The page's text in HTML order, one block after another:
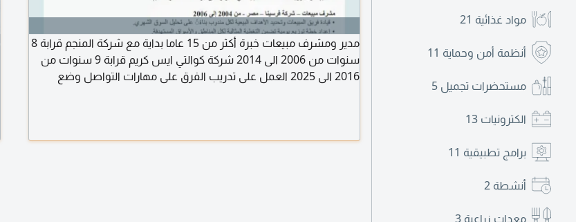
مواد غذائية 21
أنظمة أمن وحماية 11
مستحضرات تجميل 5
الكترونيات 13
برامج تطبيقية 11
أنشطة 2
معدات زراعية 3
مدير ومشرف مبيعات خبرة أكثر من 15 عاما بداية مع شركة المنجم قرابة 8
سنوات من 2006 الى 2014 شركة كوالتي ايس كريم قرابة 9 سنوات من
2016 الى 2025 العمل على تدريب الفرق على مهارات التواصل وضع
الشكر